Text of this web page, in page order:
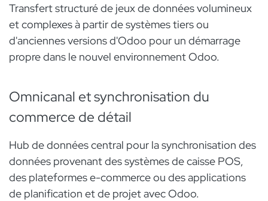
Transfert structuré de jeux de données volumineux
et complexes à partir de systèmes tiers ou
d'anciennes versions d'Odoo pour un démarrage
propre dans le nouvel environnement Odoo.
Omnicanal et synchronisation du
commerce de détail
Hub de données central pour la synchronisation des
données provenant des systèmes de caisse POS,
des plateformes e-commerce ou des applications
de planification et de projet avec Odoo.